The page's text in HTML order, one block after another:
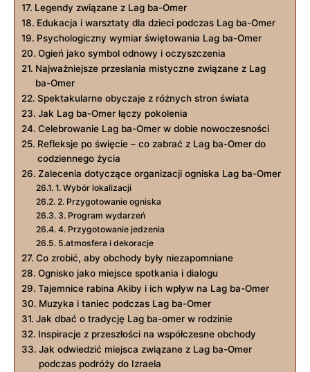
Legendy związane z Lag ba-Omer
Edukacja i warsztaty dla⁢ dzieci podczas Lag ba-Omer
Psychologiczny wymiar świętowania Lag ba-Omer
Ogień ‍jako symbol odnowy i oczyszczenia
Najważniejsze przesłania mistyczne związane z Lag
ba-Omer
Spektakularne obyczaje z różnych stron ​świata
Jak Lag‌ ba-Omer łączy pokolenia
Celebrowanie⁢ Lag ba-Omer ​w dobie ‍nowoczesności
Refleksje‌ po święcie – co zabrać z ‌Lag ba-Omer do​
codziennego życia
Zalecenia dotyczące⁣ organizacji ogniska Lag‌ ba-Omer
1. Wybór lokalizacji
2. Przygotowanie ​ogniska
3. Program wydarzeń
4. Przygotowanie jedzenia
5.atmosfera i dekoracje
Co zrobić, aby obchody były niezapomniane
Ognisko jako miejsce​ spotkania i dialogu
Tajemnice rabina Akiby i ich wpływ na Lag ⁢ba-Omer
Muzyka i taniec podczas ⁢Lag ba-Omer
Jak⁢ dbać o tradycję Lag ba-omer‌ w rodzinie
Inspiracje z przeszłości na współczesne obchody
Jak odwiedzić miejsca związane ‍z Lag ba-Omer
podczas podróży do Izraela